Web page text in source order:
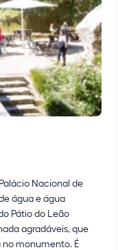
Nacional de
água e água
Pátio do Leão
agradáveis, que
monumento. É